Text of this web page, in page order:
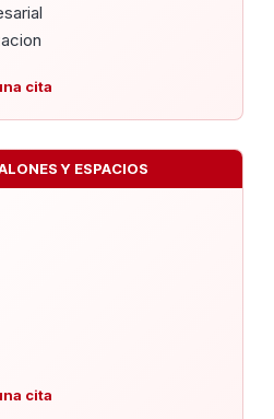
cita
Y ESPACIOS
cita